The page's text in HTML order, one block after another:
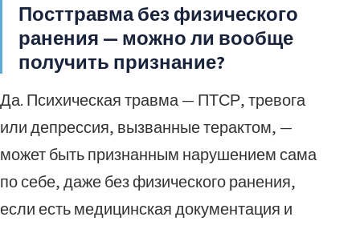
Посттравма без физического
ранения — можно ли вообще
получить признание?
Да. Психическая травма — ПТСР, тревога
или депрессия, вызванные терактом, —
может быть признанным нарушением сама
по себе, даже без физического ранения,
если есть медицинская документация и